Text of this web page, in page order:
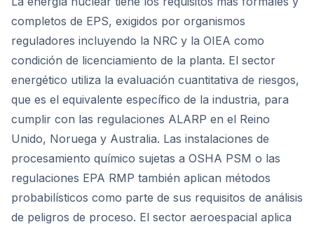
completos de EPS, exigidos por organismos
reguladores incluyendo la NRC y la OIEA como
condición de licenciamiento de la planta. El sector
energético utiliza la evaluación cuantitativa de riesgos,
que es el equivalente específico de la industria, para
cumplir con las regulaciones ALARP en el Reino
Unido, Noruega y Australia. Las instalaciones de
procesamiento químico sujetas a OSHA PSM o las
regulaciones EPA RMP también aplican métodos
probabilísticos como parte de sus requisitos de análisis
de peligros de proceso. El sector aeroespacial aplica